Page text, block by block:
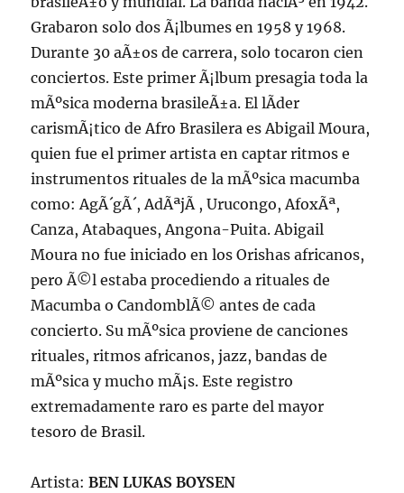
Grabaron solo dos Ã¡lbumes en 1958 y 1968.
Durante 30 aÃ±os de carrera, solo tocaron cien
conciertos. Este primer Ã¡lbum presagia toda la
mÃºsica moderna brasileÃ±a. El lÃ­der
carismÃ¡tico de Afro Brasilera es Abigail Moura,
quien fue el primer artista en captar ritmos e
instrumentos rituales de la mÃºsica macumba
como: AgÃ´gÃ´, AdÃªjÃ , Urucongo, AfoxÃª,
Canza, Atabaques, Angona-Puita. Abigail
Moura no fue iniciado en los Orishas africanos,
pero Ã©l estaba procediendo a rituales de
Macumba o CandomblÃ© antes de cada
concierto. Su mÃºsica proviene de canciones
rituales, ritmos africanos, jazz, bandas de
mÃºsica y mucho mÃ¡s. Este registro
extremadamente raro es parte del mayor
tesoro de Brasil.
Artista:BEN LUKAS BOYSEN